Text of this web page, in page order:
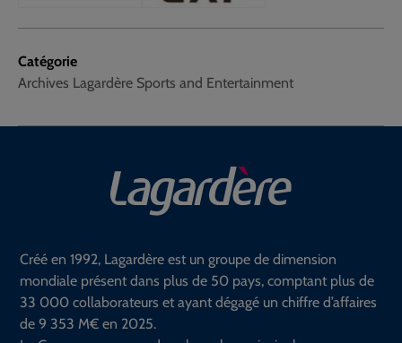
Catégorie
Archives Lagardère Sports and Entertainment
Créé en 1992, Lagardère est un groupe de dimension
mondiale présent dans plus de 50 pays, comptant plus de
33 000 collaborateurs et ayant dégagé un chiffre d’affaires
de 9 353 M€ en 2025.